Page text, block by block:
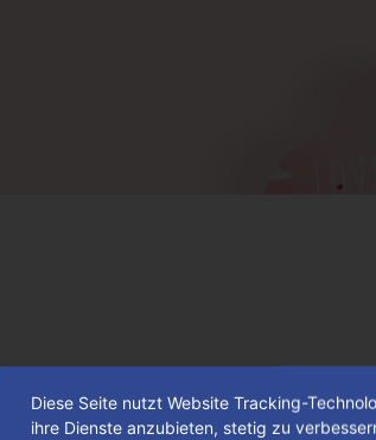
Diese Seite nutzt Website Tracking-
ihre Dienste anzubieten, stetig zu